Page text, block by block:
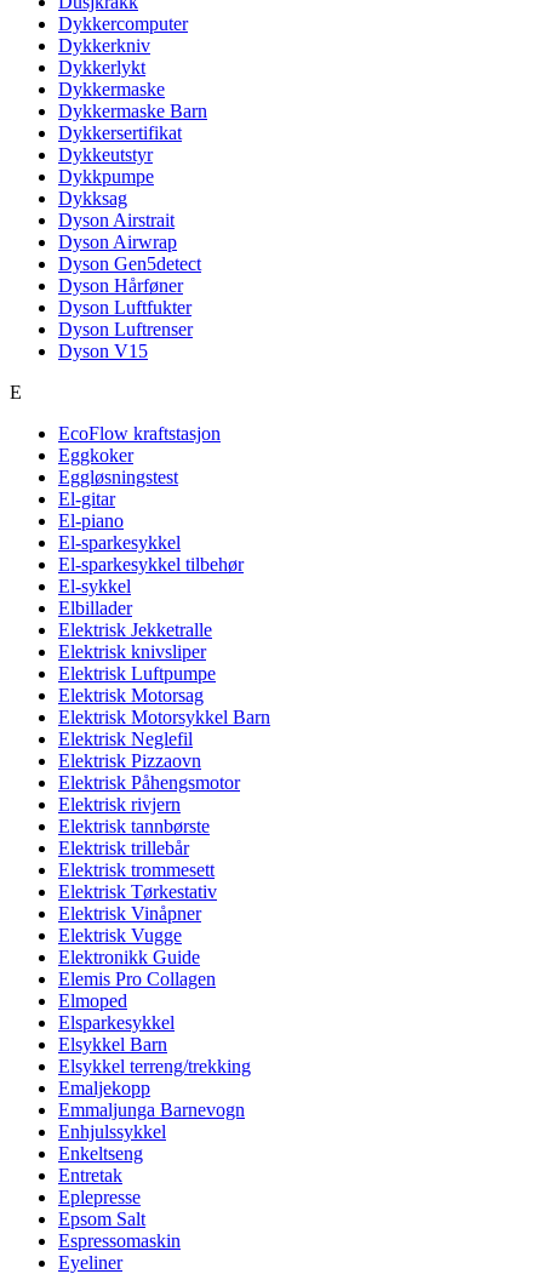
Dykkercomputer
Dykkerkniv
Dykkerlykt
Dykkermaske
Dykkermaske Barn
Dykkersertifikat
Dykkeutstyr
Dykkpumpe
Dykksag
Dyson Airstrait
Dyson Airwrap
Dyson Gen5detect
Dyson Hårføner
Dyson Luftfukter
Dyson Luftrenser
Dyson V15
E
EcoFlow kraftstasjon
Eggkoker
Eggløsningstest
El-gitar
El-piano
El-sparkesykkel
El-sparkesykkel tilbehør
El-sykkel
Elbillader
Elektrisk Jekketralle
Elektrisk knivsliper
Elektrisk Luftpumpe
Elektrisk Motorsag
Elektrisk Motorsykkel Barn
Elektrisk Neglefil
Elektrisk Pizzaovn
Elektrisk Påhengsmotor
Elektrisk rivjern
Elektrisk tannbørste
Elektrisk trillebår
Elektrisk trommesett
Elektrisk Tørkestativ
Elektrisk Vinåpner
Elektrisk Vugge
Elektronikk Guide
Elemis Pro Collagen
Elmoped
Elsparkesykkel
Elsykkel Barn
Elsykkel terreng/trekking
Emaljekopp
Emmaljunga Barnevogn
Enhjulssykkel
Enkeltseng
Entretak
Eplepresse
Epsom Salt
Espressomaskin
Eyeliner